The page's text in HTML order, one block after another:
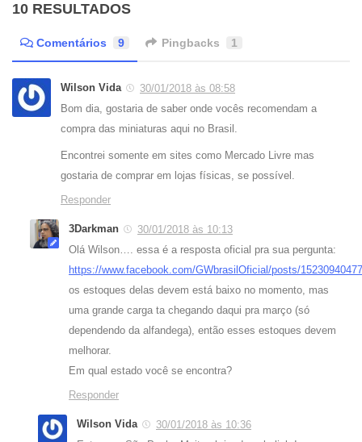
10 RESULTADOS
Comentários 9 Pingbacks 1
Wilson Vida
30/01/2018 às 08:58
Bom dia, gostaria de saber onde vocês recomendam a
compra das miniaturas aqui no Brasil.
Encontrei somente em sites como Mercado Livre mas
gostaria de comprar em lojas físicas, se possível.
Responder
3Darkman
30/01/2018 às 10:13
Olá Wilson…. essa é a resposta oficial pra sua pergunta:
https://www.facebook.com/GWbrasilOficial/posts/
os estoques delas devem está baixo no momento, mas
uma grande carga ta chegando daqui pra março (só
dependendo da alfandega), então esses estoques devem
melhorar.
Em qual estado você se encontra?
Responder
Wilson Vida
30/01/2018 às 10:36